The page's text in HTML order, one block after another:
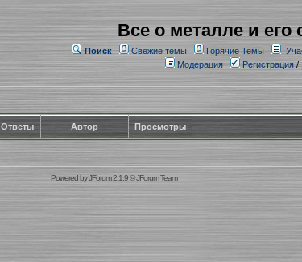
Все о металле и его
Поиск Свежие темы Горячие Темы
Модерация
Регистрация/
Ответы Автор Просмотры
Powered byJForum 2.1.9©JForum Team